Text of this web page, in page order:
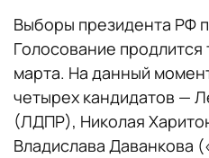
Выборы президента РФ
Голосование продлится
марта. На данный
четырех кандидатов —
(ЛДПР), Николая
Владислава Даванкова